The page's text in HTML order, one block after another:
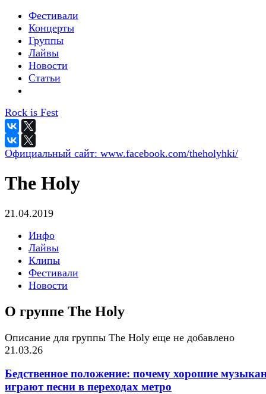
Фестивали
Концерты
Группы
Лайвы
Новости
Статьи
Rock is Fest
Официальный сайт: www.facebook.com/theholyhki/
The Holy
21.04.2019
Инфо
Лайвы
Клипы
Фестивали
Новости
О группе The Holy
Описание для группы The Holy еще не добавлено
21.03.26
Бедственное положение: почему хорошие
играют песни в переходах метро